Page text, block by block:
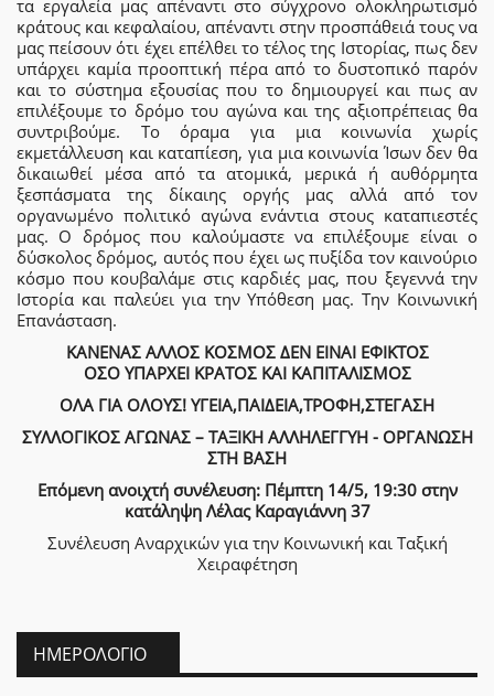
τα εργαλεία μας απέναντι στο σύγχρονο ολοκληρωτισμό
κράτους και κεφαλαίου, απέναντι στην προσπάθειά τους να
μας πείσουν ότι έχει επέλθει το τέλος της Ιστορίας, πως δεν
υπάρχει καμία προοπτική πέρα από το δυστοπικό παρόν
και το σύστημα εξουσίας που το δημιουργεί και πως αν
επιλέξουμε το δρόμο του αγώνα και της αξιοπρέπειας θα
συντριβούμε. Το όραμα για μια κοινωνία χωρίς
εκμετάλλευση και καταπίεση, για μια κοινωνία Ίσων δεν θα
δικαιωθεί μέσα από τα ατομικά, μερικά ή αυθόρμητα
ξεσπάσματα της δίκαιης οργής μας αλλά από τον
οργανωμένο πολιτικό αγώνα ενάντια στους καταπιεστές
μας. Ο δρόμος που καλούμαστε να επιλέξουμε είναι ο
δύσκολος δρόμος, αυτός που έχει ως πυξίδα τον καινούριο
κόσμο που κουβαλάμε στις καρδιές μας, που ξεγεννά την
Ιστορία και παλεύει για την Υπόθεση μας. Την Κοινωνική
Επανάσταση.
ΚΑΝΕΝΑΣ ΑΛΛΟΣ ΚΟΣΜΟΣ ΔΕΝ ΕΙΝΑΙ ΕΦΙΚΤΟΣ
ΟΣΟ ΥΠΑΡΧΕΙ ΚΡΑΤΟΣ ΚΑΙ ΚΑΠΙΤΑΛΙΣΜΟΣ
ΟΛΑ ΓΙΑ ΟΛΟΥΣ! ΥΓΕΙΑ,ΠΑΙΔΕΙΑ,ΤΡΟΦΗ,ΣΤΕΓΑΣΗ
ΣΥΛΛΟΓΙΚΟΣ ΑΓΩΝΑΣ – ΤΑΞΙΚΗ ΑΛΛΗΛΕΓΓΥΗ - ΟΡΓΑΝΩΣΗ
ΣΤΗ ΒΑΣΗ
Επόμενη ανοιχτή συνέλευση: Πέμπτη 14/5, 19:30 στην
κατάληψη Λέλας Καραγιάννη 37
Συνέλευση Αναρχικών για την Κοινωνική και Ταξική
Χειραφέτηση
ΗΜΕΡΟΛΌΓΙΟ